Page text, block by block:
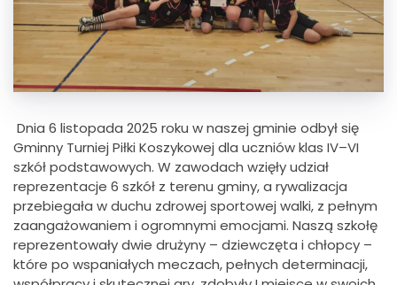
Dnia 6 listopada 2025 roku w naszej gminie odbył się
Gminny Turniej Piłki Koszykowej dla uczniów klas IV–VI
szkół podstawowych. W zawodach wzięły udział
reprezentacje 6 szkół z terenu gminy, a rywalizacja
przebiegała w duchu zdrowej sportowej walki, z pełnym
zaangażowaniem i ogromnymi emocjami. Naszą szkołę
reprezentowały dwie drużyny – dziewczęta i chłopcy –
które po wspaniałych meczach, pełnych determinacji,